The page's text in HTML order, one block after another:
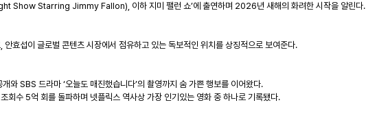
Show Starring Jimmy Fallon), 이하 지미 팰런 쇼’에 출연하며 2026년 새해의 화려한 시작을 알린다.
안효섭이 글로벌 콘텐츠 시장에서 점유하고 있는 독보적인 위치를 상징적으로 보여준다.
개와SBS 드라마 ‘오늘도 매진했습니다’의 촬영까지 숨 가쁜 행보를 이어왔다.
회수 5억 회를 돌파하며 넷플릭스 역사상 가장 인기있는 영화 중 하나로 기록됐다.